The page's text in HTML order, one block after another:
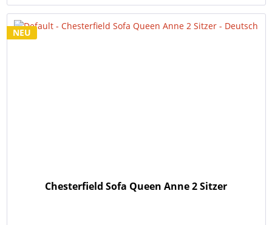
NEU
Chesterfield Sofa Queen Anne 2 Sitzer